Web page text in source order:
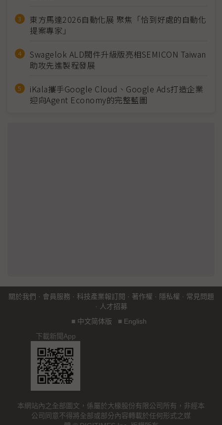
東方馬達2026自動化展 聚焦「恰到好處的自動化
提案專家」
Swagelok ALD閥件升級版亮相SEMICON Taiwan
助攻先進製程發展
iKala攜手Google Cloud、Google Ads打造企業
迎向Agent Economy的完整藍圖
關於我們 · 會員服務 · 科技產業報訂閱 · 著作權 · 隱私權 · 常見問題
· 人才招募
■ 中文简体版 ■ English
下載新聞App
本網站內之全部圖文，係屬於大椽股份有限公司所有，非經本
公司同意不得將全部或部分內容轉載於任何形式之媒